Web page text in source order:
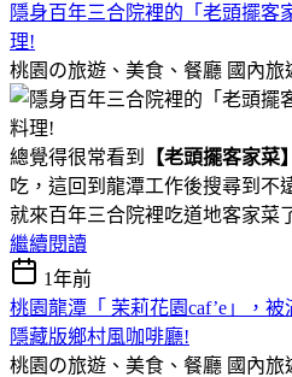
隱身百年三合院裡的「老頭擺客
理!
桃園の旅遊、美食、餐廳 國內旅
總覺得很常看到 【老頭擺客家菜】
吃，這回到龍潭工作後搜尋到不
就來百年三合院裡吃道地客家菜
繼續閱讀
1年前
桃園龍潭「 茉莉花園caf’e」，
隱藏版鄉村風咖啡廳!
桃園の旅遊、美食、餐廳 國內旅